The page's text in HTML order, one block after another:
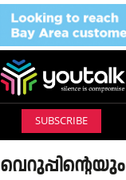
SUBSCRIBE
വെറുപ്പിന്റെയും